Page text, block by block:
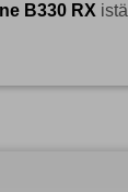
B330 RX